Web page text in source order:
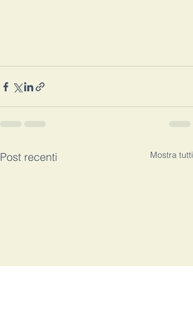
Post recenti Mostra tutti